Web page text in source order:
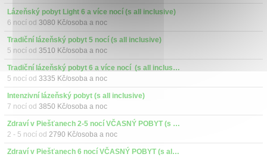
Lázeňský pobyt Light 6 a více nocí (s all inclusive)
6 nocí od 3080 Kč/osoba a noc
Tradiční lázeňský pobyt 5 nocí (s all inclusive)
5 nocí od 3510 Kč/osoba a noc
Tradiční lázeňský pobyt 6 a více nocí  (s all inclusive)
5 nocí od 3335 Kč/osoba a noc
Intenzivní lázeňský pobyt (s all inclusive)
7 nocí od 3850 Kč/osoba a noc
Zdraví v Piešťanech 2-5 nocí VČASNÝ POBYT (s all inclusive)
2 - 5 nocí od 2790 Kč/osoba a noc
Zdraví v Piešťanech 6 nocí VČASNÝ POBYT (s all inclusive)